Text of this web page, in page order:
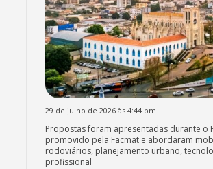
29 de julho de 2026 às 4:44 pm
Propostas foram apresentadas durante o
promovido pela Facmat e abordaram
rodoviários, planejamento urbano,
profissional